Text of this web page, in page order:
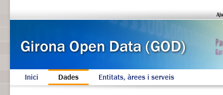
Inici Dades Entitats, àrees i serveis